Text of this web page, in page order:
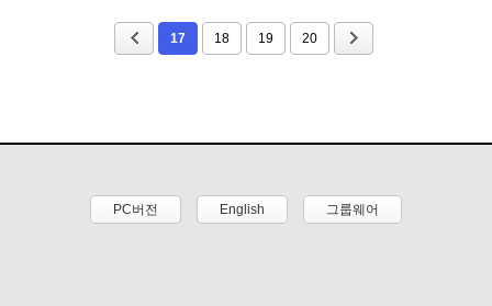
17 18 19 20
PC버전 English 그룹웨어